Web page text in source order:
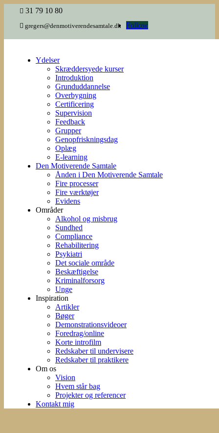
 31 79 10 80
 gregers@denmotiverendesamtale.dk Follow
Ydelser
Skræddersyede kurser
Introduktion
Grunduddannelse
Overbygning
Certificering
Supervision
Feedback
Grupper
Genopfriskningsdag
Oplæg
E-learning
Den Motiverende Samtale
Ånden i Den Motiverende Samtale
Fire processer
Fire værktøjer
Evidens
Områder
Alkohol og misbrug
Sundhed
Compliance
Rehabilitering
Psykiatri
Det sociale område
Beskæftigelse
Kriminalforsorg
Unge
Inspiration
Artikler
Bøger
Demonstrationsvideoer
Foredrag/online
Korte introfilm
Redskaber til undervisere
Redskaber til praktikere
Om os
Vision
Hvem står bag
Projekter og referencer
Kontakt mig